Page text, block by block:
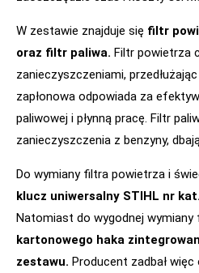
W zestawie znajduje się filtr
oraz filtr paliwa. Filtr powietrza
zanieczyszczeniami,
zapłonowa odpowiada za
paliwowej i płynną pracę. Filtr
zanieczyszczenia z benzyny,
Do wymiany filtra powietrza i
klucz uniwersalny STIHL nr
Natomiast do wygodnej wymiany
kartonowego haka
zestawu. Producent zadbał